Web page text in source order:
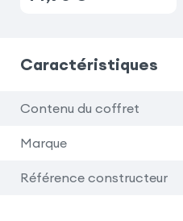
Caractéristiques
Contenu du coffret
Marque
Référence constructeur